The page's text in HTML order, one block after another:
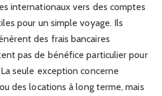
internationaux vers des comptes
pour un simple voyage. Ils
des frais bancaires
pas de bénéfice particulier pour
seule exception concerne
des locations à long terme, mais